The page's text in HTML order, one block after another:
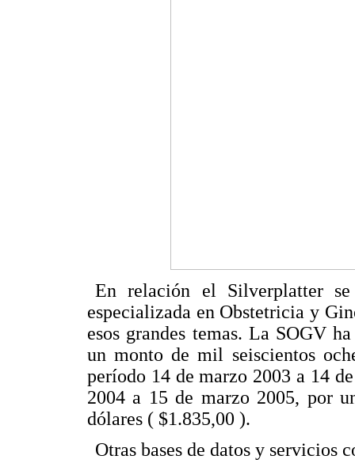
En relación el Silverplatter
especializada en Obstetricia y
esos grandes temas. La SOGV
un monto de mil seiscientos
período 14 de marzo 2003 a 14
2004 a 15 de marzo 2005, por
dólares ( $1.835,00 ).
Otras bases de datos y servicios